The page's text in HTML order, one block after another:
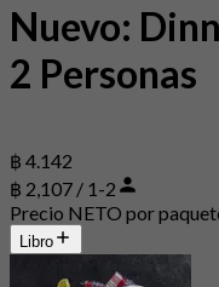
Nuevo:
2 Personas
฿ 4.142
฿ 2,107 / 1-2
Precio NETO por
Libro